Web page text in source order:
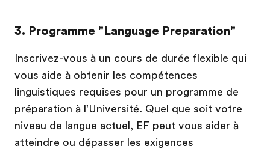
3. Programme "Language Preparation"
Inscrivez-vous à un cours de durée flexible qui
vous aide à obtenir les compétences
linguistiques requises pour un programme de
préparation à l'Université. Quel que soit votre
niveau de langue actuel, EF peut vous aider à
atteindre ou dépasser les exigences